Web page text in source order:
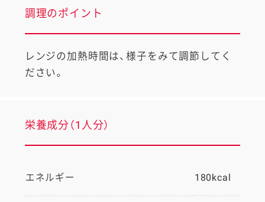
調理のポイント
レンジの加熱時間は、様子をみて調節してく
ださい。
栄養成分（1人分）
エネルギー 180kcal